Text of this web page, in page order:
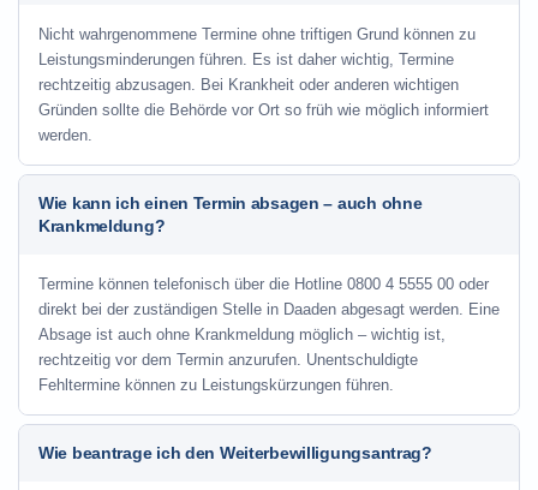
Nicht wahrgenommene Termine ohne triftigen Grund können zu
Leistungsminderungen führen. Es ist daher wichtig, Termine
rechtzeitig abzusagen. Bei Krankheit oder anderen wichtigen
Gründen sollte die Behörde vor Ort so früh wie möglich informiert
werden.
Wie kann ich einen Termin absagen – auch ohne
Krankmeldung?
Termine können telefonisch über die Hotline 0800 4 5555 00 oder
direkt bei der zuständigen Stelle in Daaden abgesagt werden. Eine
Absage ist auch ohne Krankmeldung möglich – wichtig ist,
rechtzeitig vor dem Termin anzurufen. Unentschuldigte
Fehltermine können zu Leistungskürzungen führen.
Wie beantrage ich den Weiterbewilligungsantrag?